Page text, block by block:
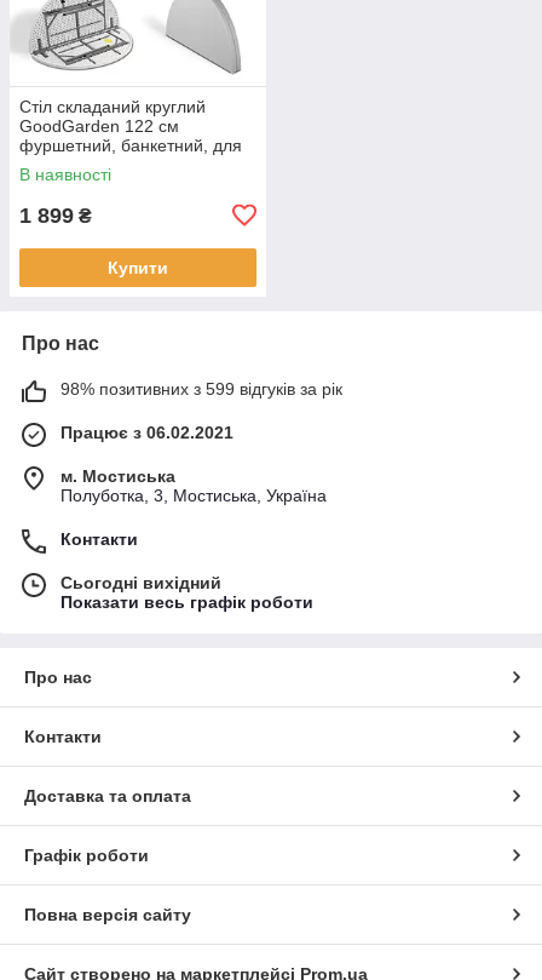
Стіл складаний круглий
GoodGarden 122 см
фуршетний, банкетний, для
саду та дому
В наявності
1 899 ₴
Купити
Про нас
98% позитивних з 599 відгуків за рік
Працює з 06.02.2021
м. Мостиська
Полуботка, 3, Мостиська, Україна
Контакти
Сьогодні вихідний
Показати весь графік роботи
Про нас
Контакти
Доставка та оплата
Графік роботи
Повна версія сайту
Сайт створено на маркетплейсі Prom.ua